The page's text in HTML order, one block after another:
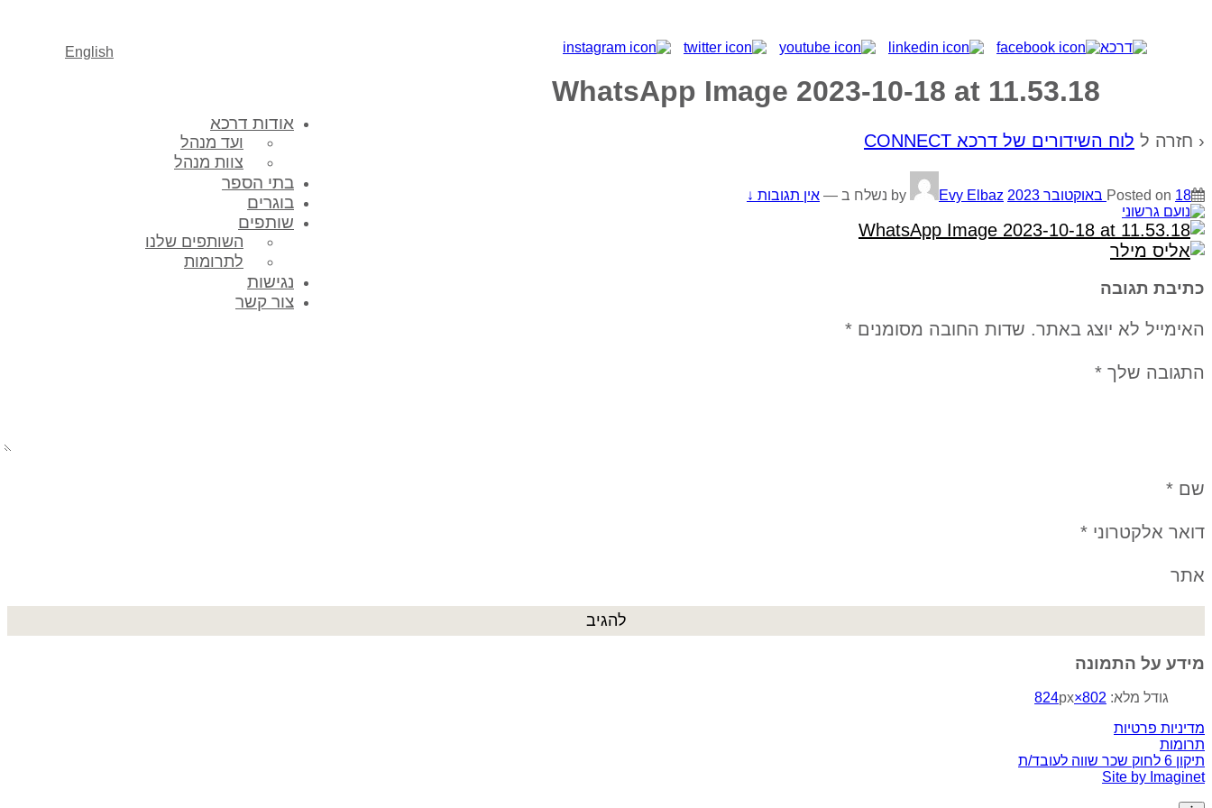
English
אודות דרכא
ועד מנהל
צוות מנהל
בתי הספר
בוגרים
שותפים
השותפים שלנו
לתרומות
נגישות
צור קשר
WhatsApp Image 2023-10-18 at 11.53.18
‹ חזרה ל לוח השידורים של דרכא CONNECT
Posted on 18 באוקטובר 2023 Evy Elbaz נשלח ב — אין תגובות ↓
כתיבת תגובה
האימייל לא יוצג באתר. שדות החובה מסומנים *
התגובה שלך *
שם *
דואר אלקטרוני *
אתר
מידע על התמונה
גודל מלא: 802×824
px
מדיניות פרטיות
תרומות
תיקון 6 לחוק שכר שווה לעובד/ת
Site by Imaginet